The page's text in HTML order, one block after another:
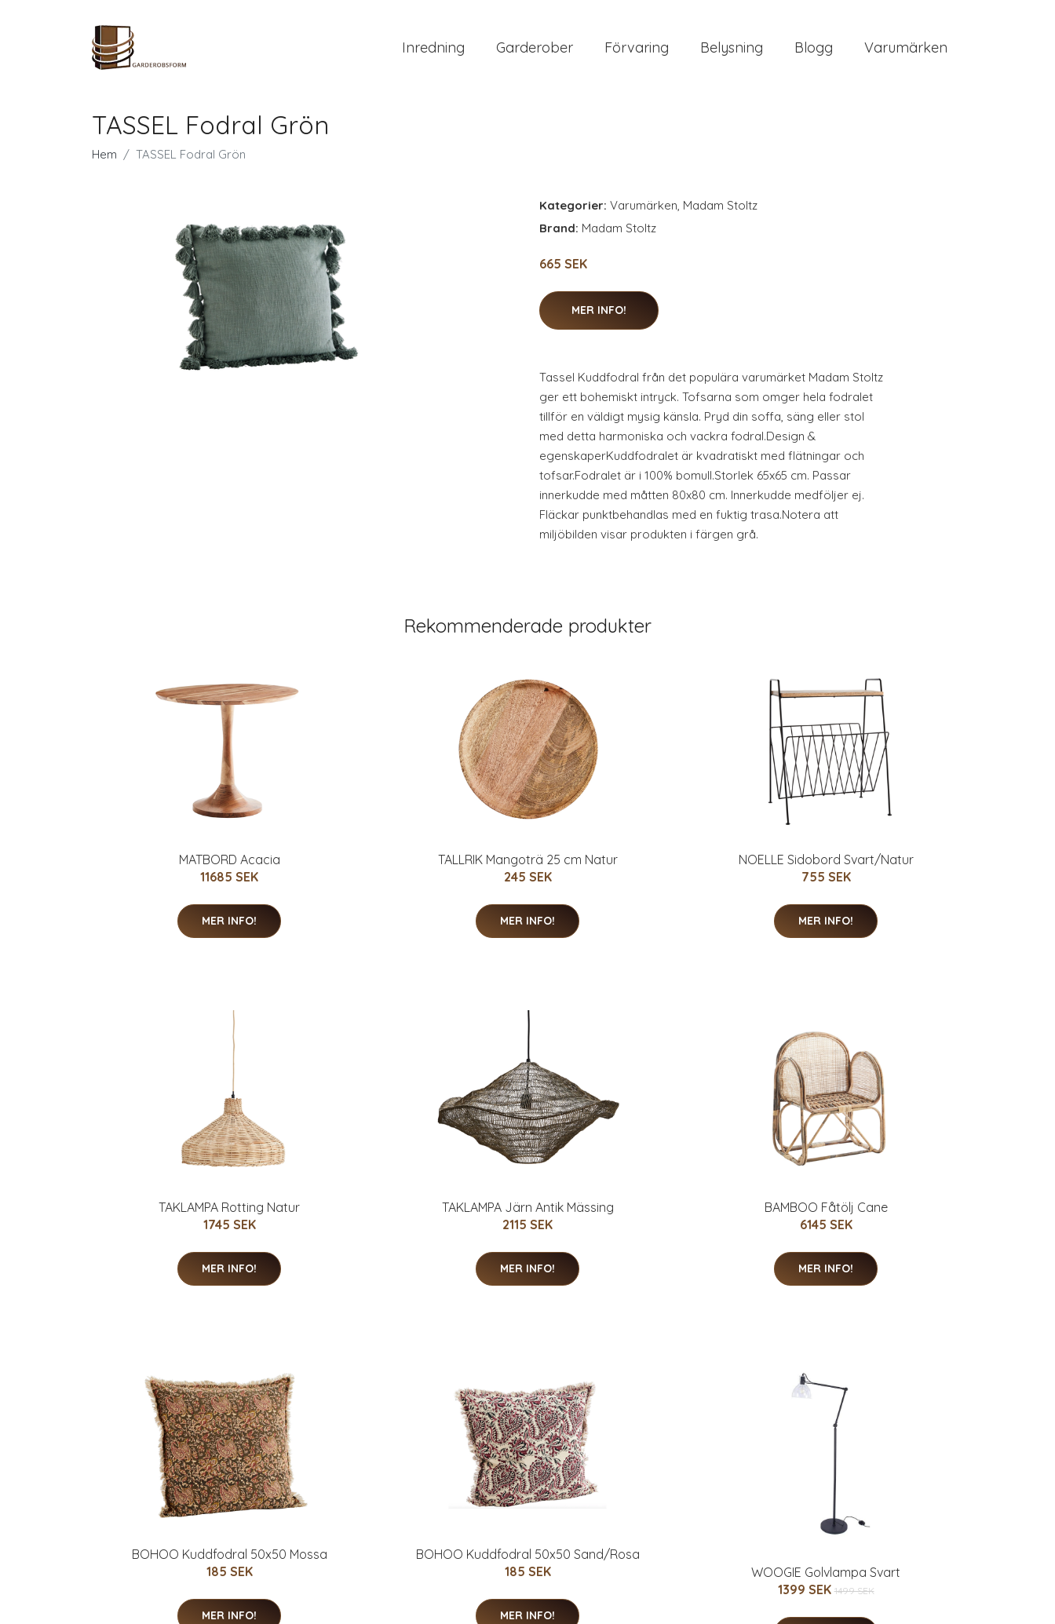
Inredning Garderober Förvaring Belysning Blogg Varumärken
TASSEL Fodral Grön
Hem TASSEL Fodral Grön
Kategorier: Varumärken, Madam Stoltz
Brand: Madam Stoltz
665 SEK
MER INFO!
Tassel Kuddfodral från det populära varumärket Madam Stoltz
ger ett bohemiskt intryck. Tofsarna som omger hela fodralet
tillför en väldigt mysig känsla. Pryd din soffa, säng eller stol
med detta harmoniska och vackra fodral.Design &
egenskaperKuddfodralet är kvadratiskt med flätningar och
tofsar.Fodralet är i 100% bomull.Storlek 65x65 cm. Passar
innerkudde med måtten 80x80 cm. Innerkudde medföljer ej.
Fläckar punktbehandlas med en fuktig trasa.Notera att
miljöbilden visar produkten i färgen grå.
Rekommenderade produkter
MATBORD Acacia
11685 SEK
MER INFO!
TALLRIK Mangoträ 25 cm Natur
245 SEK
MER INFO!
NOELLE Sidobord Svart/Natur
755 SEK
MER INFO!
TAKLAMPA Rotting Natur
1745 SEK
MER INFO!
TAKLAMPA Järn Antik Mässing
2115 SEK
MER INFO!
BAMBOO Fåtölj Cane
6145 SEK
MER INFO!
BOHOO Kuddfodral 50x50 Mossa
185 SEK
MER INFO!
BOHOO Kuddfodral 50x50 Sand/Rosa
185 SEK
MER INFO!
WOOGIE Golvlampa Svart
1399 SEK 1499 SEK